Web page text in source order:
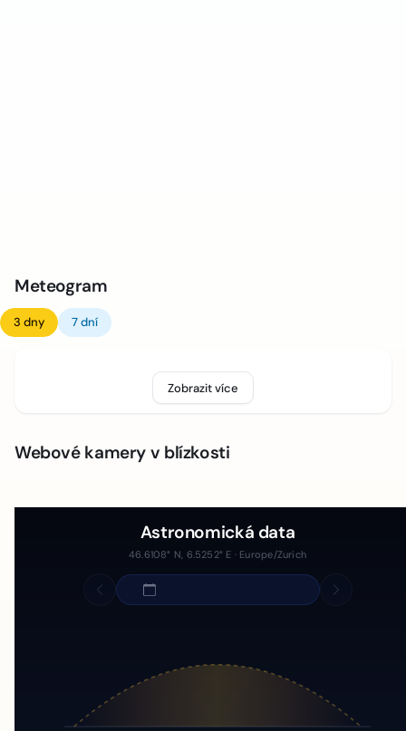
Meteogram
3 dny 7 dní
Zobrazit více
Webové kamery v blízkosti
Astronomická data
46.6108° N, 6.5252° E · Europe/Zurich